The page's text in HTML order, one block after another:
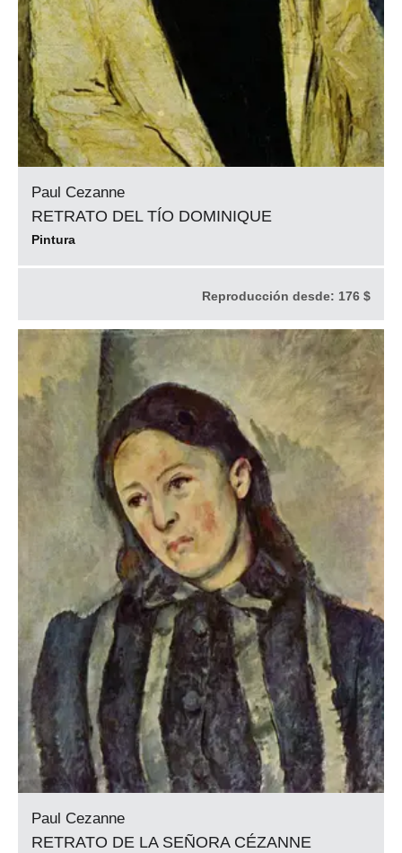
Paul Cezanne
RETRATO DEL TÍO DOMINIQUE
Pintura
Reproducción desde: 176 $
Paul Cezanne
RETRATO DE LA SEÑORA CÉZANNE